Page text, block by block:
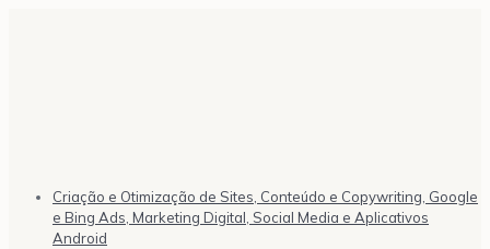
Criação e Otimização de Sites, Conteúdo e Copywriting, Google
e Bing Ads, Marketing Digital, Social Media e Aplicativos
Android